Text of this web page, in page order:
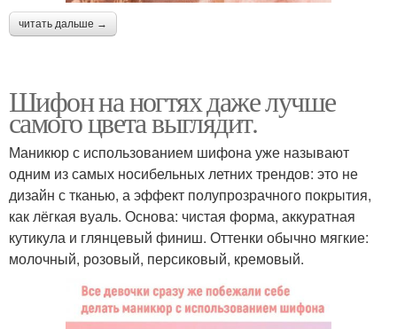
читать дальше →
Шифон на ногтях даже лучше
самого цвета выглядит.
Маникюр с использованием шифона уже называют
одним из самых носибельных летних трендов: это не
дизайн с тканью, а эффект полупрозрачного покрытия,
как лёгкая вуаль. Основа: чистая форма, аккуратная
кутикула и глянцевый финиш. Оттенки обычно мягкие:
молочный, розовый, персиковый, кремовый.